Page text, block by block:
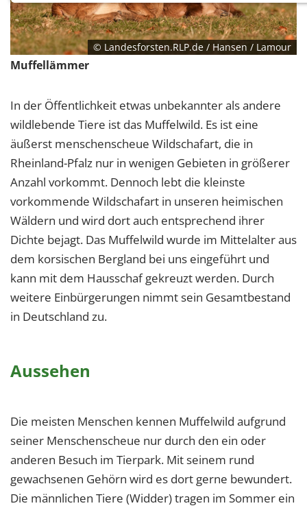
© Landesforsten.RLP.de / Hansen / Lamour
Muffellämmer
In der Öffentlichkeit etwas unbekannter als andere
wildlebende Tiere ist das Muffelwild. Es ist eine
äußerst menschenscheue Wildschafart, die in
Rheinland-Pfalz nur in wenigen Gebieten in größerer
Anzahl vorkommt. Dennoch lebt die kleinste
vorkommende Wildschafart in unseren heimischen
Wäldern und wird dort auch entsprechend ihrer
Dichte bejagt. Das Muffelwild wurde im Mittelalter aus
dem korsischen Bergland bei uns eingeführt und
kann mit dem Hausschaf gekreuzt werden. Durch
weitere Einbürgerungen nimmt sein Gesamtbestand
in Deutschland zu.
Aussehen
Die meisten Menschen kennen Muffelwild aufgrund
seiner Menschenscheue nur durch den ein oder
anderen Besuch im Tierpark. Mit seinem rund
gewachsenen Gehörn wird es dort gerne bewundert.
Die männlichen Tiere (Widder) tragen im Sommer ein
Notwendige Cookies ermöglichen grundlegende
Funktionen und sind für die einwandfreie Funktion
der Website erforderlich.
Name:
cookie_consent
Zweck:
Dieser Cookie speichert die ausgewählten
Cookie Laufzeit:
1 Jahr
EXTERNE MEDIEN
Um Inhalte von Videoplattformen und Social Media
Plattformen anzeigen zu können, werden von
diesen externen Medien Cookies gesetzt.